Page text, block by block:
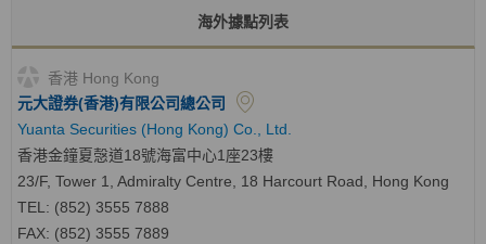
海外據點列表
香港 Hong Kong
元大證券(香港)有限公司總公司
Yuanta Securities (Hong Kong) Co., Ltd.
香港金鐘夏愨道18號海富中心1座23樓
23/F, Tower 1, Admiralty Centre, 18 Harcourt Road, Hong Kong
TEL: (852) 3555 7888
FAX: (852) 3555 7889